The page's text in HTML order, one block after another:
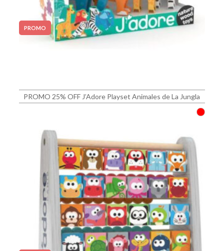
PROMO
PROMO 25% OFF J’Adore Playset Animales de La Jungla